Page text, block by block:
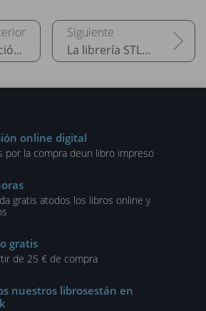
Estructuración de los datos La librería STL estándar
online digital
por la compra deun libro impreso
gratis atodos los libros online y
gratis
de 25 € de compra
nuestros librosestán en